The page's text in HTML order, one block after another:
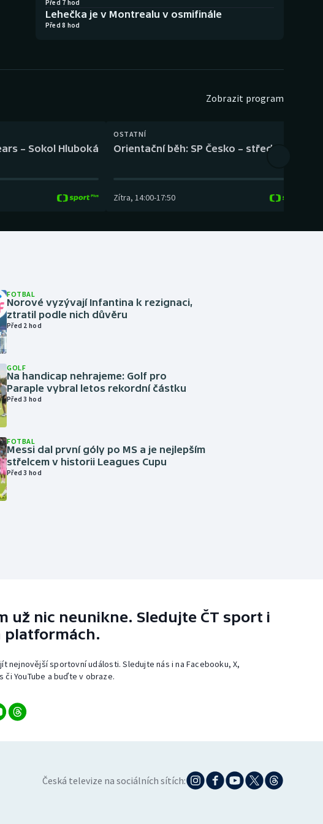
Před 7 hod
Lehečka je v Montrealu v osmifinále
Před 8 hod
Zobrazit program
– Sokol Hluboká
OSTATNÍ
Orientační běh: SP Česko – střední trať
Zítra, 14:00-17:50
FOTBAL
Norové vyzývají Infantina k rezignaci,
ztratil podle nich důvěru
Před 2 hod
GOLF
Na handicap nehrajeme: Golf pro
Paraple vybral letos rekordní částku
Před 3 hod
FOTBAL
Messi dal první góly po MS a je nejlepším
střelcem v historii Leagues Cupu
Před 3 hod
už nic neunikne. Sledujte ČT sport i
platformách.
nejnovější sportovní události. Sledujte nás i na Facebooku, X,
či YouTube a buďte v obraze.
Česká televize na sociálních sítích: